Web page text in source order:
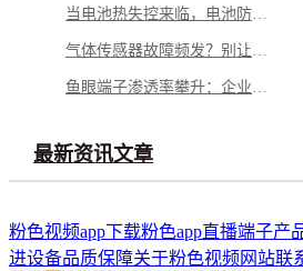
最新资讯文章
粉色视频app下载粉色app直播端子产
进设备品质保障关于粉色视频网站联